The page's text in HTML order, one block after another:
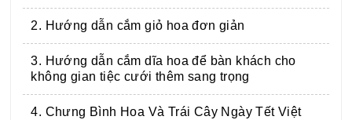
2. Hướng dẫn cắm giỏ hoa đơn giản
3. Hướng dẫn cắm dĩa hoa để bàn khách cho
không gian tiệc cưới thêm sang trọng
4. Chưng Bình Hoa Và Trái Cây Ngày Tết Việt